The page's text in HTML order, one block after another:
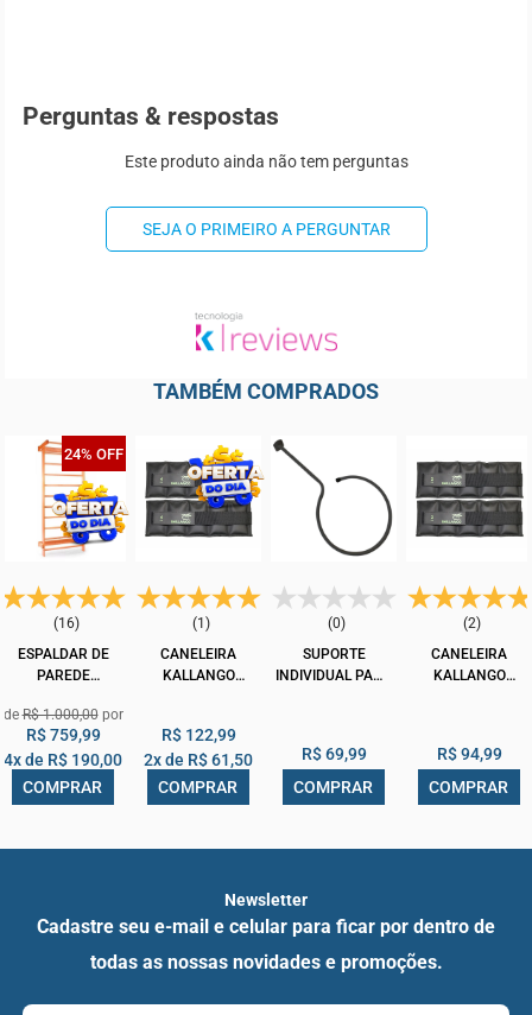
Perguntas & respostas
Este produto ainda não tem perguntas
SEJA O PRIMEIRO A PERGUNTAR
TAMBÉM COMPRADOS
24% OFF
(16)
ESPALDAR DE
PAREDE
BARRA DE LING
MADEIRA
CLASSIC ARKTUS
R$ 1.000,00
R$ 759,99
4x de R$ 190,00
COMPRAR
(1)
CANELEIRA
KALLANGO
PRETA 4KG PAR
R$ 122,99
2x de R$ 61,50
COMPRAR
(0)
SUPORTE
INDIVIDUAL PARA
R$ 69,99
COMPRAR
(2)
CANELEIRA
KALLANGO
R$ 94,99
COMPRAR
Newsletter
Cadastre seu e-mail e celular para ficar por dentro de
todas as nossas novidades e promoções.